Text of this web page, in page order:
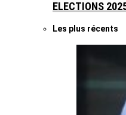
ELECTIONS
Les plus récents